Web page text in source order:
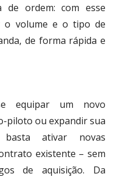
de ordem: com esse
o volume e o tipo de
de forma rápida e
equipar um novo
piloto ou expandir sua
basta ativar novas
existente – sem
de aquisição. Da